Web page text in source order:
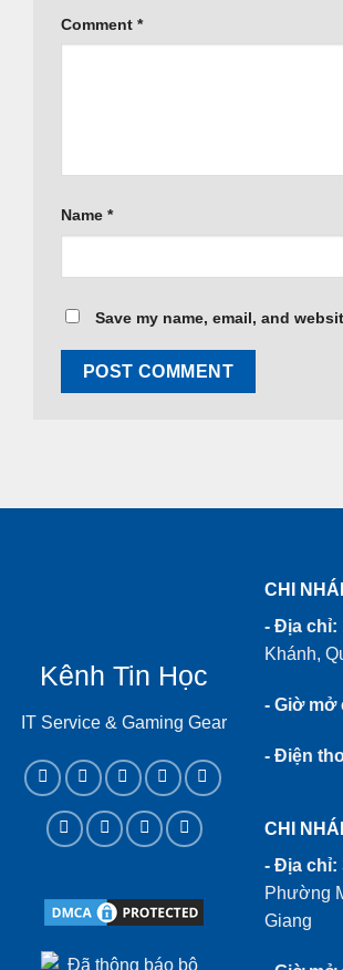
Comment *
Name *
Save my name, email, and
Kênh Tin Học
IT Service & Gaming Gear
CHI
- Địa chỉ:
Khánh,
- Giờ mở
- Điện
CHI
- Địa chỉ:
Phường
Giang